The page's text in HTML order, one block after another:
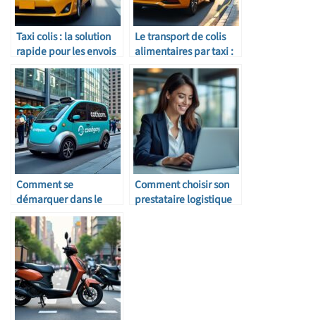
Taxi colis : la solution
rapide pour les envois
urgents
Le transport de colis
alimentaires par taxi :
est-ce autorisé ?
Comment se
démarquer dans le
secteur du taxi colis
Comment choisir son
prestataire logistique